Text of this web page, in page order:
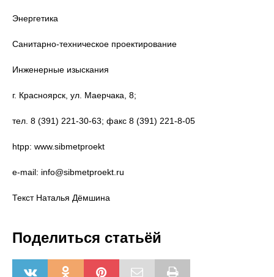
Энергетика
Санитарно-техническое проектирование
Инженерные изыскания
г. Красноярск, ул. Маерчака, 8;
тел. 8 (391) 221-30-63; факс 8 (391) 221-8-05
htpp: www.sibmetproekt
e-mail: info@sibmetproekt.ru
Текст Наталья Дёмшина
Поделиться статьёй